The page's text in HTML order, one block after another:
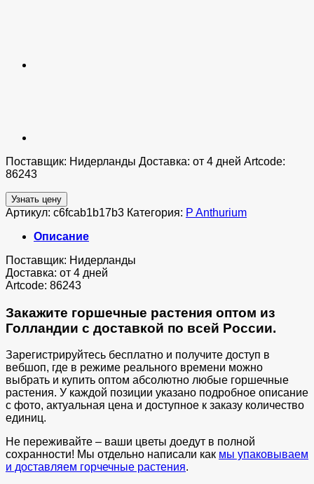
Поставщик: Нидерланды Доставка: от 4 дней Artcode:
86243
Узнать цену
Артикул: c6fcab1b17b3 Категория: P Anthurium
Описание
Поставщик: Нидерланды
Доставка: от 4 дней
Artcode: 86243
Закажите горшечные растения оптом из
Голландии с доставкой по всей России.
Зарегистрируйтесь бесплатно и получите доступ в
вебшоп, где в режиме реального времени можно
выбрать и купить оптом абсолютно любые горшечные
растения. У каждой позиции указано подробное описание
с фото, актуальная цена и доступное к заказу количество
единиц.
Не переживайте – ваши цветы доедут в полной
сохранности! Мы отдельно написали как мы упаковываем
и доставляем горчечные растения.